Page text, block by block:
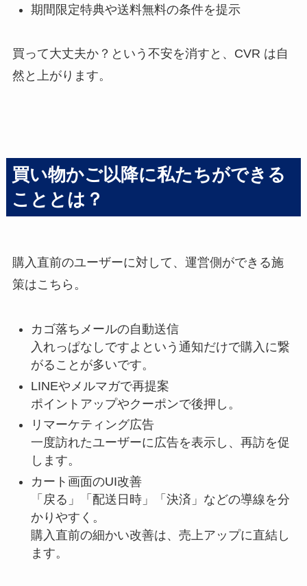
期間限定特典や送料無料の条件を提示
買って大丈夫か？という不安を消すと、CVR は自
然と上がります。
買い物かご以降に私たちができる
こととは？
購入直前のユーザーに対して、運営側ができる施
策はこちら。
カゴ落ちメールの自動送信
入れっぱなしですよという通知だけで購入に繋
がることが多いです。
LINEやメルマガで再提案
ポイントアップやクーポンで後押し。
リマーケティング広告
一度訪れたユーザーに広告を表示し、再訪を促
します。
カート画面のUI改善
「戻る」「配送日時」「決済」などの導線を分
かりやすく。
購入直前の細かい改善は、売上アップに直結し
ます。